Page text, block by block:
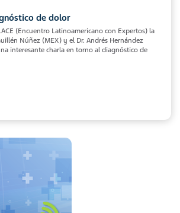
de dolor
(Encuentro Latinoamericano con Expertos) la
Núñez (MEX) y el Dr. Andrés Hernández
interesante charla en torno al diagnóstico de